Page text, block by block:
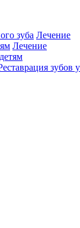
зуба Лечение
Лечение
зубов у